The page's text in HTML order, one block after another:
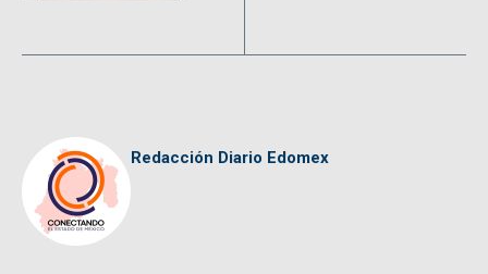
Redacción Diario Edomex